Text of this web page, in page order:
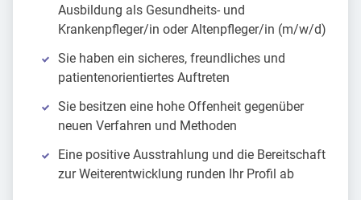
Ausbildung als Gesundheits- und
Krankenpfleger/in oder Altenpfleger/in (m/w/d)
Sie haben ein sicheres, freundliches und
patientenorientiertes Auftreten
Sie besitzen eine hohe Offenheit gegenüber
neuen Verfahren und Methoden
Eine positive Ausstrahlung und die Bereitschaft
zur Weiterentwicklung runden Ihr Profil ab